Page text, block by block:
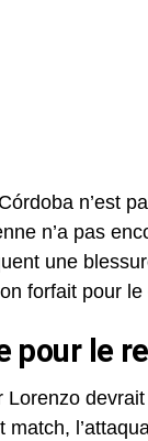
n’est
n’a pas
une
forfait pour
pour le